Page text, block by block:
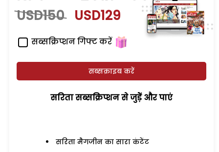
USD150 USD129
सब्सक्रिप्शन गिफ्ट करें
सब्सक्राइब करें
सरिता सब्सक्रिप्शन से जुड़ेें और पाएं
सरिता मैगजीन का सारा कंटेंट